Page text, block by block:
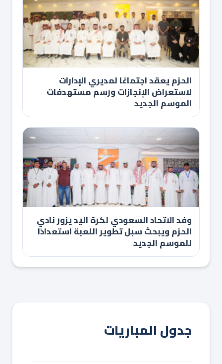
الحزم يعقد اجتماعًا لمديري الإدارات
لاستعراض الإنجازات ورسم مستهدفات
الموسم الجديد
وفد الاتحاد السعودي لكرة اليد يزور نادي
الحزم ويبحث سبل تطوير اللعبة استعدادًا
للموسم الجديد
جدول المباريات